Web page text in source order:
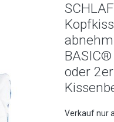
oder
Verkauf nur